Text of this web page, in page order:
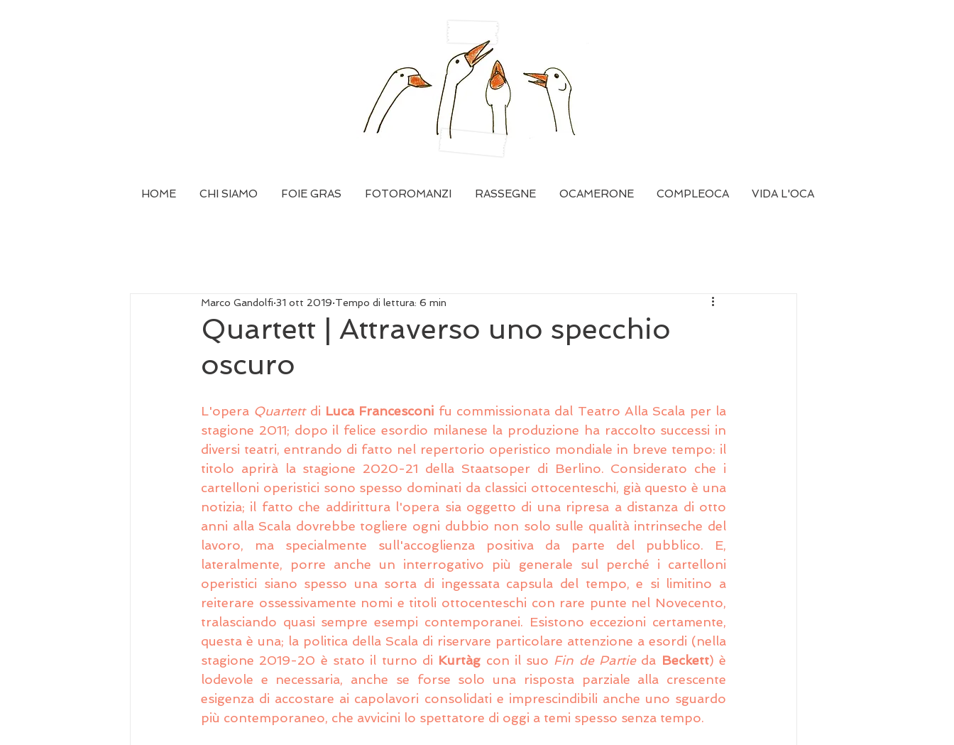
HOME CHI SIAMO FOIE GRAS FOTOROMANZI RASSEGNE OCAMERONE COMPLEOCA VIDA L'OCA
Quartett | Attraverso uno specchio
oscuro
Marco Gandolfi 31 ott 2019 Tempo di lettura: 6 min
L'opera Quartett di Luca Francesconi fu commissionata dal Teatro Alla Scala per la
stagione 2011; dopo il felice esordio milanese la produzione ha raccolto successi in
diversi teatri, entrando di fatto nel repertorio operistico mondiale in breve tempo: il
titolo aprirà la stagione 2020-21 della Staatsoper di Berlino. Considerato che i
cartelloni operistici sono spesso dominati da classici ottocenteschi, già questo è una
notizia; il fatto che addirittura l'opera sia oggetto di una ripresa a distanza di otto
anni alla Scala dovrebbe togliere ogni dubbio non solo sulle qualità intrinseche del
lavoro, ma specialmente sull'accoglienza positiva da parte del pubblico. E,
lateralmente, porre anche un interrogativo più generale sul perché i cartelloni
operistici siano spesso una sorta di ingessata capsula del tempo, e si limitino a
reiterare ossessivamente nomi e titoli ottocenteschi con rare punte nel Novecento,
tralasciando quasi sempre esempi contemporanei. Esistono eccezioni certamente,
questa è una; la politica della Scala di riservare particolare attenzione a esordi (nella
stagione 2019-20 è stato il turno di Kurtàg con il suo Fin de Partie da Beckett) è
lodevole e necessaria, anche se forse solo una risposta parziale alla crescente
esigenza di accostare ai capolavori consolidati e imprescindibili anche uno sguardo
più contemporaneo, che avvicini lo spettatore di oggi a temi spesso senza tempo.